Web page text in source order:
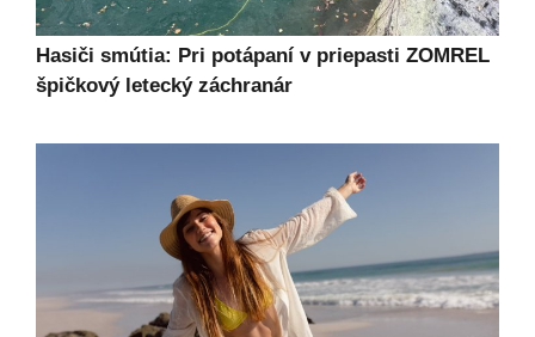
Hasiči smútia: Pri potápaní v priepasti ZOMREL
špičkový letecký záchranár